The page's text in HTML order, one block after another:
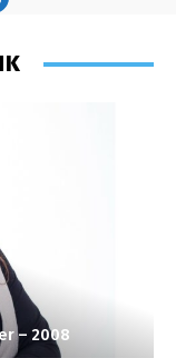
– 2008